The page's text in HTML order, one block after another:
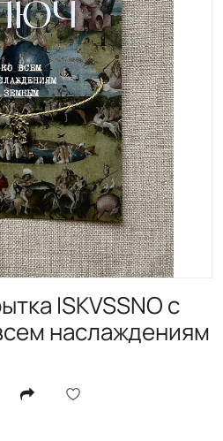
ISKVSSNO с
наслаждениям